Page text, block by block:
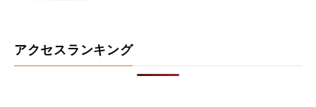
アクセスランキング